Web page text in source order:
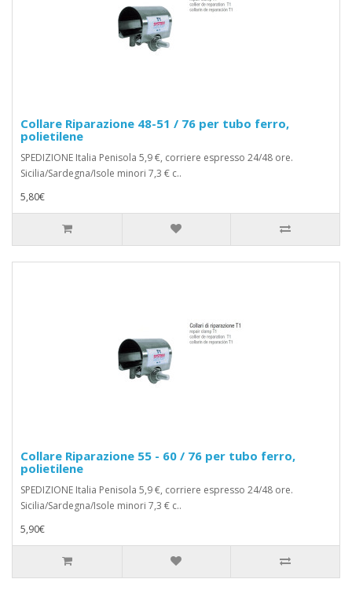
Collare Riparazione 48-51 / 76 per tubo ferro,
polietilene
SPEDIZIONE Italia Penisola 5,9 €, corriere espresso 24/48 ore.
Sicilia/Sardegna/Isole minori 7,3 € c..
5,80€
Collare Riparazione 55 - 60 / 76 per tubo ferro,
polietilene
SPEDIZIONE Italia Penisola 5,9 €, corriere espresso 24/48 ore.
Sicilia/Sardegna/Isole minori 7,3 € c..
5,90€